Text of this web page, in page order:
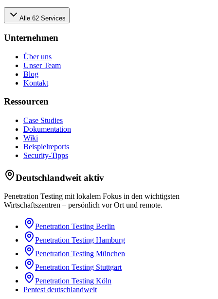
Alle 62 Services
Unternehmen
Über uns
Unser Team
Blog
Kontakt
Ressourcen
Case Studies
Dokumentation
Wiki
Beispielreports
Security-Tipps
Deutschlandweit aktiv
Penetration Testing mit lokalem Fokus in den wichtigsten
Wirtschaftszentren – persönlich vor Ort und remote.
Penetration Testing Berlin
Penetration Testing Hamburg
Penetration Testing München
Penetration Testing Stuttgart
Penetration Testing Köln
Pentest deutschlandweit